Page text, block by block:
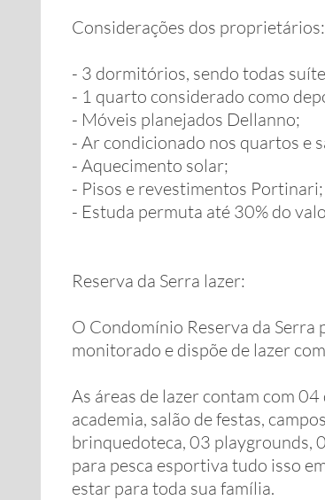
Considerações dos proprietários:
- 3 dormitórios, sendo todas
- 1 quarto considerado como
- Móveis planejados Dellanno;
- Ar condicionado nos quartos e
- Aquecimento solar;
- Pisos e revestimentos Portinari;
- Estuda permuta até 30% do
Reserva da Serra lazer:
O Condomínio Reserva da
monitorado e dispõe de lazer
As áreas de lazer contam com
academia, salão de festas,
brinquedoteca, 03 playgrounds,
para pesca esportiva tudo isso
estar para toda sua família.